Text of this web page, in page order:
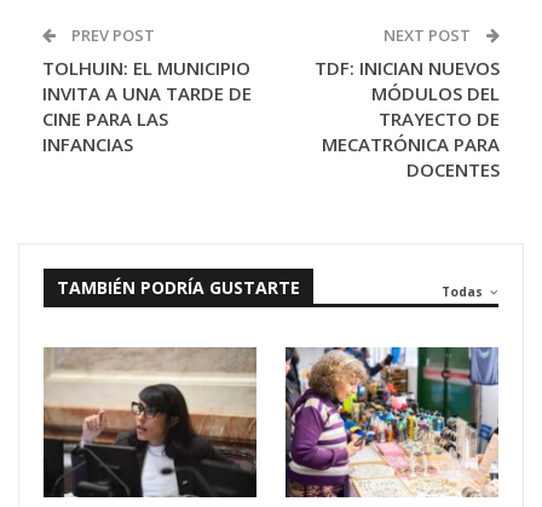
PREV POST
TOLHUIN: EL MUNICIPIO
INVITA A UNA TARDE DE
CINE PARA LAS
INFANCIAS
NEXT POST
TDF: INICIAN NUEVOS
MÓDULOS DEL
TRAYECTO DE
MECATRÓNICA PARA
DOCENTES
Todas
TAMBIÉN PODRÍA GUSTARTE